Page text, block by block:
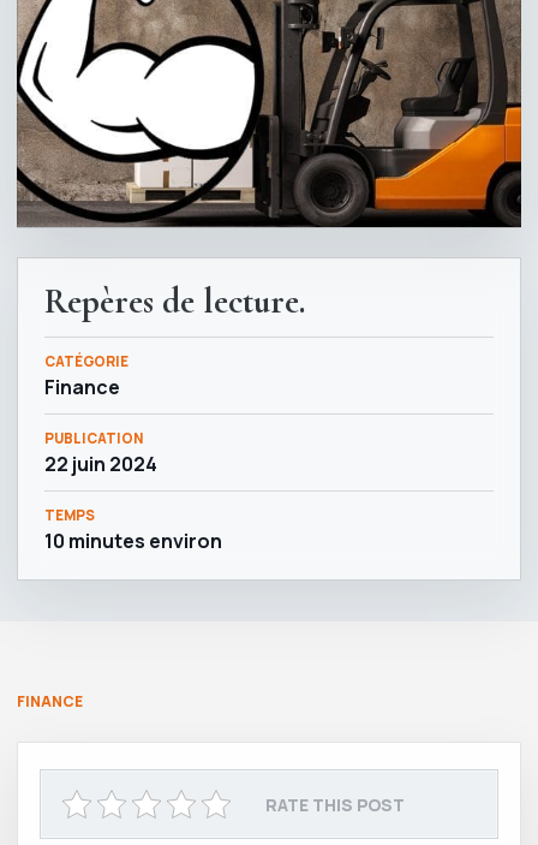
Repères de lecture.
CATÉGORIE
Finance
PUBLICATION
22 juin 2024
TEMPS
10 minutes environ
FINANCE
RATE THIS POST